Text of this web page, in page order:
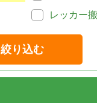
レッカー
絞り込む